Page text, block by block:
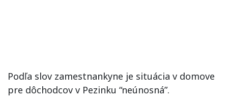
Podľa slov zamestnankyne je situácia v domove
pre dôchodcov v Pezinku “neúnosná”.